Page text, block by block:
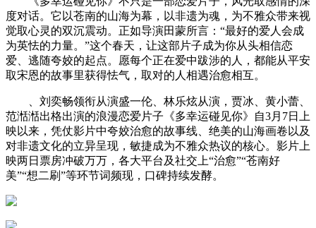
度对话。它以苍南的山海为幕，以非遗为魂，为不雅众带来视
觉取心灵的双沉震动。正如导演田蒙所言：“最好的爱人会成
为英怯的力量。”这个春天，让这部片子成为你从头相信恋
爱、逃随夸姣的起点。愿每个正在爱中跋涉的人，都能从平安
取宋恩的故事里获得怯气，取对的人相遇治愈相互。
、刘奕畅领衔从演盛一伦、林乐炫从演，贾冰、黄小蕾、
范湉湉出格出演的浪漫恋爱片子《多幸运碰见你》自3月7日上
映以来，凭仗影片中夸姣治愈的故事线、绝美的山海画卷以及
对非遗文化的立异呈现，敏捷成为不雅众热议的核心。影片上
映两日票房冲破万万，各大平台及社交上“治愈”“苍南好
美”“想二刷”等环节词频现，口碑持续发酵。